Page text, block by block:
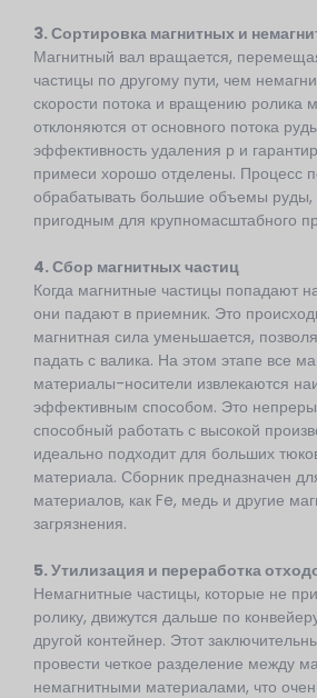
3. Сортировка магнитных и
Магнитный вал вращается,
частицы по другому пути, чем
скорости потока и вращению ролика
отклоняются от основного потока
эффективность удаления р и
примеси хорошо отделены. Процесс
обрабатывать большие объемы руды,
пригодным для крупномасштабного
4. Сбор магнитных частиц
Когда магнитные частицы попадают
они падают в приемник. Это
магнитная сила уменьшается,
падать с валика. На этом этапе все
материалы-носители извлекаются
эффективным способом. Это
способный работать с высокой
идеально подходит для больших
материала. Сборник предназначен
материалов, как Fe, медь и другие
загрязнения.
5. Утилизация и переработка
Немагнитные частицы, которые не
ролику, движутся дальше по
другой контейнер. Этот
провести четкое разделение между
немагнитными материалами, что